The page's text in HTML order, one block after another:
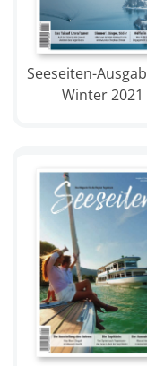
Seeseiten-
Winter 2021